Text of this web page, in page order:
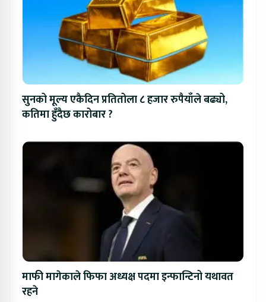
सुनको मूल्य एकैदिन प्रतितोला ८ हजार रुपैयाँले बढ्यो,
कतिमा हुँदैछ कारोबार ?
माफी मागेकाले फिफा अध्यक्ष पदमा इन्फान्टिनो यथावत
रहने